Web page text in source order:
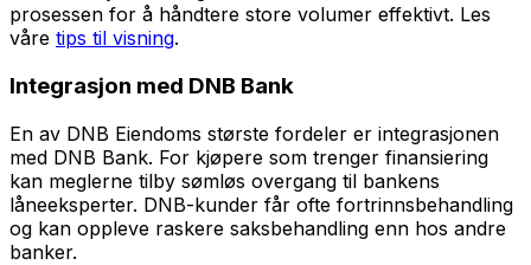
prosessen for å håndtere store volumer effektivt. Les
våre tips til visning.
Integrasjon med DNB Bank
En av DNB Eiendoms største fordeler er integrasjonen
med DNB Bank. For kjøpere som trenger finansiering
kan meglerne tilby sømløs overgang til bankens
låneeksperter. DNB-kunder får ofte fortrinnsbehandling
og kan oppleve raskere saksbehandling enn hos andre
banker.